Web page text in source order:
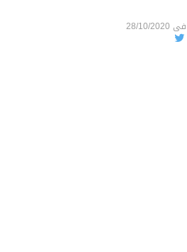
فى 28/10/2020